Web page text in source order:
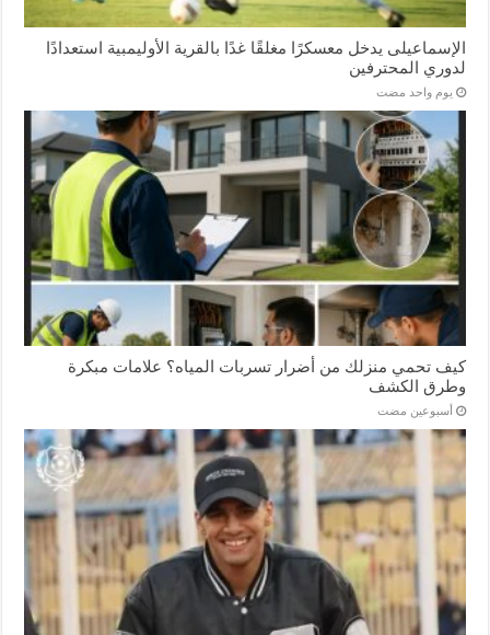
الإسماعیلی یدخل معسكرًا مغلقًا غدًا بالقرية الأوليمبية استعدادًا
لدوري المحترفين
‏يوم واحد مضت
كيف تحمي منزلك من أضرار تسربات المياه؟ علامات مبكرة
وطرق الكشف
‏أسبوعين مضت